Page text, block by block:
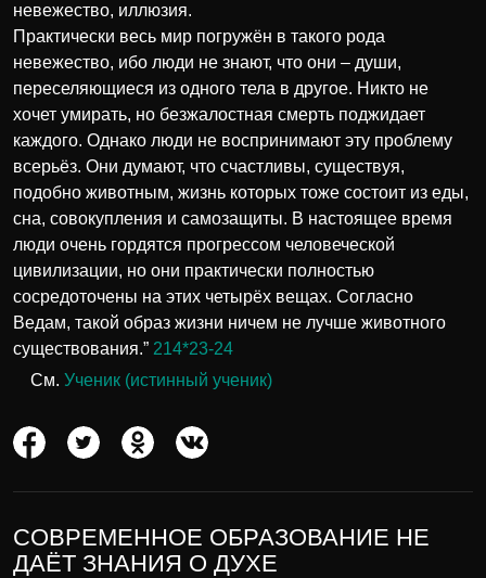
невежество, иллюзия.
Практически весь мир погружён в такого рода
невежество, ибо люди не знают, что они – души,
переселяющиеся из одного тела в другое. Никто не
хочет умирать, но безжалостная смерть поджидает
каждого. Однако люди не воспринимают эту проблему
всерьёз. Они думают, что счастливы, существуя,
подобно животным, жизнь которых тоже состоит из еды,
сна, совокупления и самозащиты. В настоящее время
люди очень гордятся прогрессом человеческой
цивилизации, но они практически полностью
сосредоточены на этих четырёх вещах. Согласно
Ведам, такой образ жизни ничем не лучше животного
существования.” 214*23-24
См. Ученик (истинный ученик)
СОВРЕМЕННОЕ ОБРАЗОВАНИЕ НЕ
ДАЁТ ЗНАНИЯ О ДУХЕ